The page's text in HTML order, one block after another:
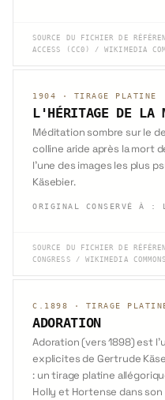
SOURCE DU FICHIER DE
ACCESS (CC0) / WIKIMEDIA
1904 · TIRAGE PLATINE
L'HÉRITAGE DE LA
Méditation sombre sur le
colline aride après la mort
l'une des images les plus
Käsebier.
ORIGINAL CONSERVÉ À :
SOURCE DU FICHIER DE
CONGRESS / WIKIMEDIA
C.1898 · TIRAGE
ADORATION
Adoration (vers 1898) est
explicites de Gertrude
: un tirage platine
Holly et Hortense dans